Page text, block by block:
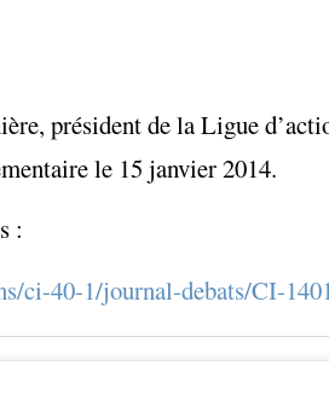
président de la Ligue
le 15 janvier 2014.
:
ci-40-1/journal-debats/CI-